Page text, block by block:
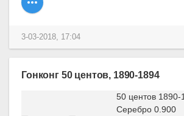
3-03-2018, 17:04
Гонконг 50 центов, 1890-1894
50 центов 1890-
Серебро 0.900